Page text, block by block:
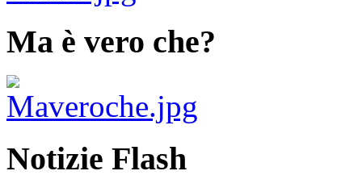
Ma è vero che?
Notizie Flash